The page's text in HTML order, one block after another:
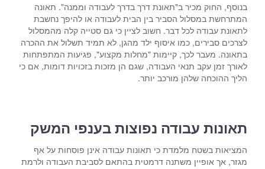
בנוסף, החוק מכיר ב"תאונת דרך בדרך לעבודה וממנה". תאונה
המתרחשת במסלול הסביר בין הבית לעבודה או להיפך נחשבת
לתאונת עבודה לכל דבר. חשוב לציין כי גם סטייה קלה מהמסלול
לצרכים סבירים, כמו איסוף ילד מהגן, לא תמיד תשלול את ההכרה
בתאונה. מעבר לכך, קיימות "מחלות מקצוע", פגיעות המתפתחות
לאורך זמן עקב תנאי העבודה, שגם הן מזכות בזכויות דומות, אם כי
הליך ההוכחה שלהן מורכב יותר.
תאונות עבודה נפוצות בענפי המשק
המציאות בשטח מלמדת כי תאונות עבודה אינן פוסחות על אף
מגזר, אך אופיין משתנה דרמטית בהתאם לסביבת העבודה ולרמת